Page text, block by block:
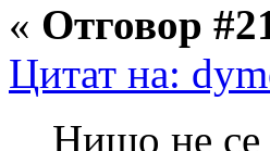
« Отговор
Цитат на:
Нищо не се